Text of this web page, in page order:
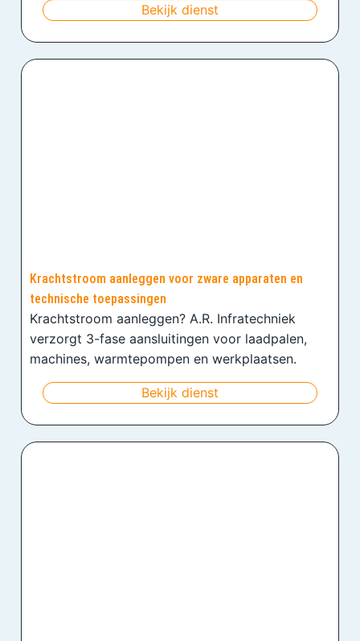
Bekijk dienst
Krachtstroom aanleggen voor zware apparaten en
technische toepassingen
Krachtstroom aanleggen? A.R. Infratechniek
verzorgt 3-fase aansluitingen voor laadpalen,
machines, warmtepompen en werkplaatsen.
Bekijk dienst